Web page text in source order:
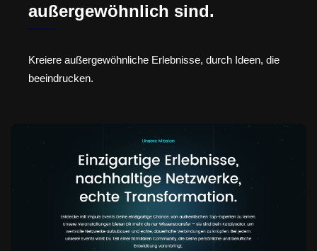
außergewöhnlich sind.
Kreiere außergewöhnliche Erlebnisse, durch Ideen, die
beeindrucken.